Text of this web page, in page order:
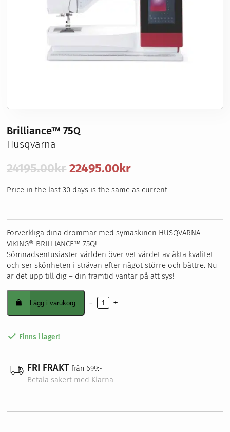
Stickor, virknålar & tillbehör
Våra erbjudanden
Brilliance™ 75Q
Husqvarna
24195.00kr Det
ursprungliga
var:
24195.00kr.
22495.00 krDet
nuvarande
är:
22495.00kr.
Price in the last 30 days is the same as current
Förverkliga dina drömmar med symaskinen HUSQVARNA
VIKING® BRILLIANCE™ 75Q!
Sömnadsentusiaster världen över vet värdet av äkta kvalitet
och ser skönheten i strävan efter något större och bättre. Nu
är det upp till dig – din framtid väntar på att sys!
Lägg i varukorg -
Brilliance™
75Q
+
Finns i lager!
FRI FRAKT från 699:-
Betala säkert med Klarna